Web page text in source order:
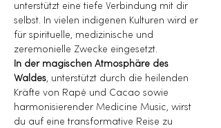
unterstützt eine tiefe Verbindung mit dir
selbst. In vielen indigenen Kulturen wird er
für spirituelle, medizinische und
zeremonielle Zwecke eingesetzt.
In der magischen Atmosphäre des
Waldes, unterstützt durch die heilenden
Kräfte von Rapé und Cacao sowie
harmonisierender Medicine Music, wirst
du auf eine transformative Reise zu